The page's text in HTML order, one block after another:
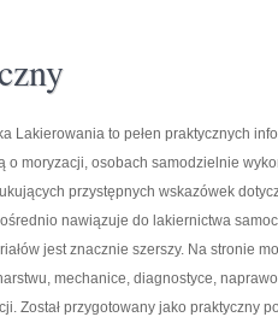
Lakierowania to pełen praktycznych
o moryzacji, osobach samodzielnie
przystępnych wskazówek
nawiązuje do lakiernictwa
jest znacznie szerszy. Na stronie
mechanice, diagnostyce,
Został przygotowany jako praktyczny